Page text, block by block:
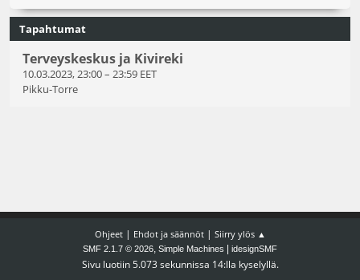
Tapahtumat
Terveyskeskus ja Kivireki
10.03.2023, 23:00– 23:59 EET
Pikku-Torre
Ohjeet| Ehdot ja säännöt| Siirry ylös ▲
SMF 2.1.7 © 2026, Simple Machines idesignSMF
Sivu luotiin 5.073 sekunnissa 14:lla kyselyllä.